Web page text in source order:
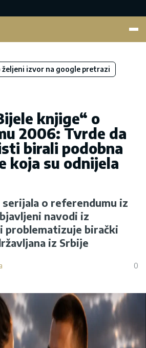
željeni izvor na google pretrazi
knjige“ o
2006: Tvrde da
birali podobna
koja su odnijela
o referendumu iz
navodi iz
problematizuje birački
iz Srbije
0